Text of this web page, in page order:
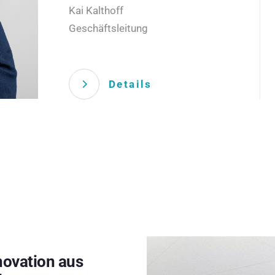
Kai Kalthoff
Geschäftsleitung
Details
aus